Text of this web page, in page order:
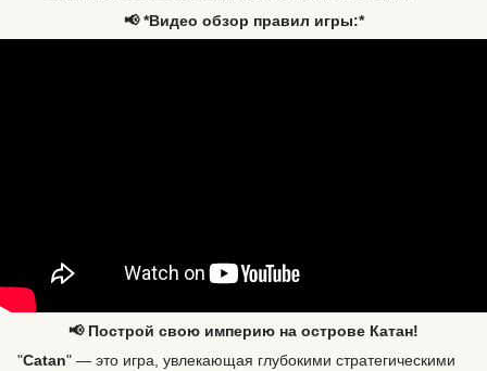
📢 *Видео обзор правил игры:*
📢 Построй свою империю на острове Катан!
"Catan" — это игра, увлекающая глубокими стратегическими